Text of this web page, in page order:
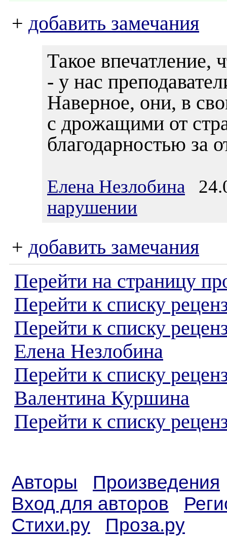
+ добавить замечания
Такое впечатление,
- у нас
Наверное, они, в
с дрожащими от
благодарностью за
Елена Незлобина
нарушении
+ добавить замечания
Перейти на страницу
Перейти к списку
Перейти к списку
Елена Незлобина
Перейти к списку
Валентина Куршина
Перейти к списку
Авторы
Произведения
Вход для авторов
Стихи.ру
Проза.ру